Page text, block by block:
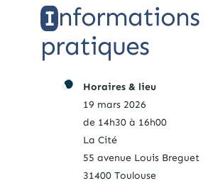
Informations
pratiques
Horaires & lieu
19 mars 2026
de 14h30 à 16h00
La Cité
55 avenue Louis Breguet
31400 Toulouse